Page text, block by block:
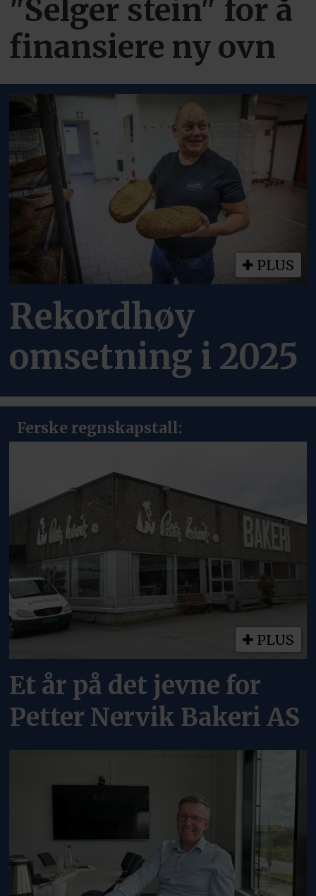
"Selger stein" for å
finansiere ny ovn
PLUS
Rekordhøy
omsetning i 2025
Ferske regnskapstall:
PLUS
Et år på det jevne for
Petter Nervik Bakeri AS